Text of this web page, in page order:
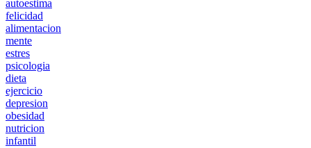
autoestima
felicidad
alimentacion
mente
estres
psicologia
dieta
ejercicio
depresion
obesidad
nutricion
infantil